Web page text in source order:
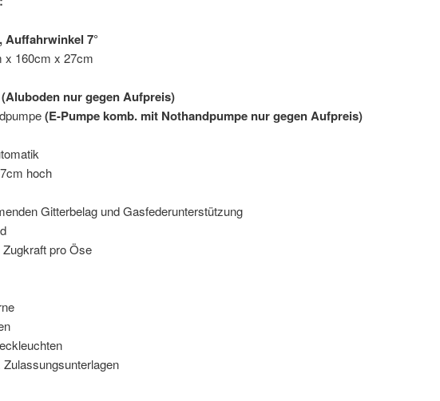
Auffahrwinkel 7°
x 160cm x 27cm
(Aluboden nur gegen Aufpreis)
(E-Pumpe komb. mit Nothandpumpe nur gegen Aufpreis)
hoch
Gitterbelag und Gasfederunterstützung
pro Öse